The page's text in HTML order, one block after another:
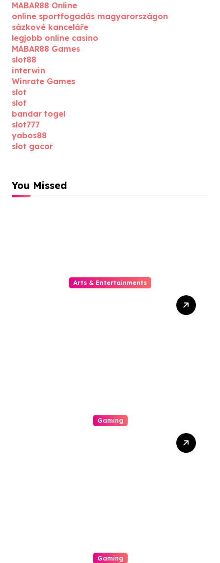
MABAR88 Online
online sportfogadás magyarországon
sázkové kanceláře
legjobb online casino
MABAR88 Games
slot88
interwin
Winrate Games
slot
slot
bandar togel
slot777
yabos88
slot gacor
You Missed
Arts & Entertainments
Gaming
Gaming